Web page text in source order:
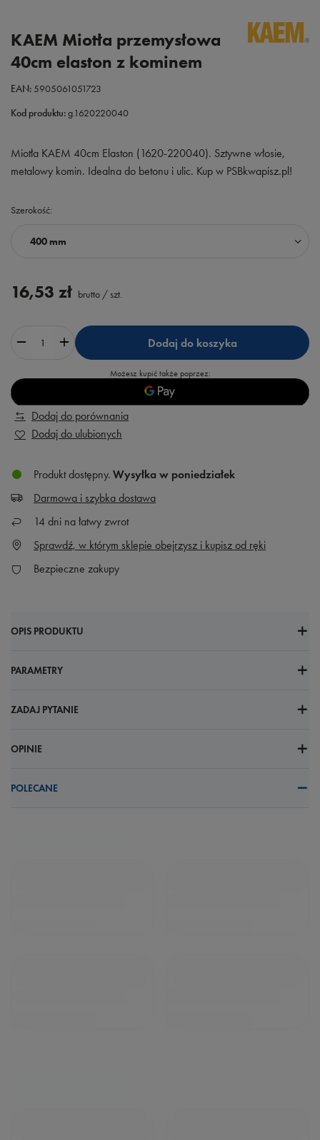
KAEM Miotła przemysłowa
40cm elaston z kominem
EAN:5905061051723
Kod produktu:g.1620220040
Miotła KAEM 40cm Elaston (1620-220040). Sztywne włosie,
metalowy komin. Idealna do betonu i ulic. Kup w PSBkwapisz.pl!
Szerokość
400 mm
16,53 zł brutto / szt.
Dodaj do koszyka
Możesz kupić także poprzez:
Dodaj do porównania
Dodaj do ulubionych
Produkt dostępny Wysyłka w poniedziałek
Darmowa i szybka dostawa
14 dni na łatwy zwrot
Sprawdź, w którym sklepie obejrzysz i kupisz od ręki
Bezpieczne zakupy
OPIS PRODUKTU
PARAMETRY
ZADAJ PYTANIE
OPINIE
POLECANE